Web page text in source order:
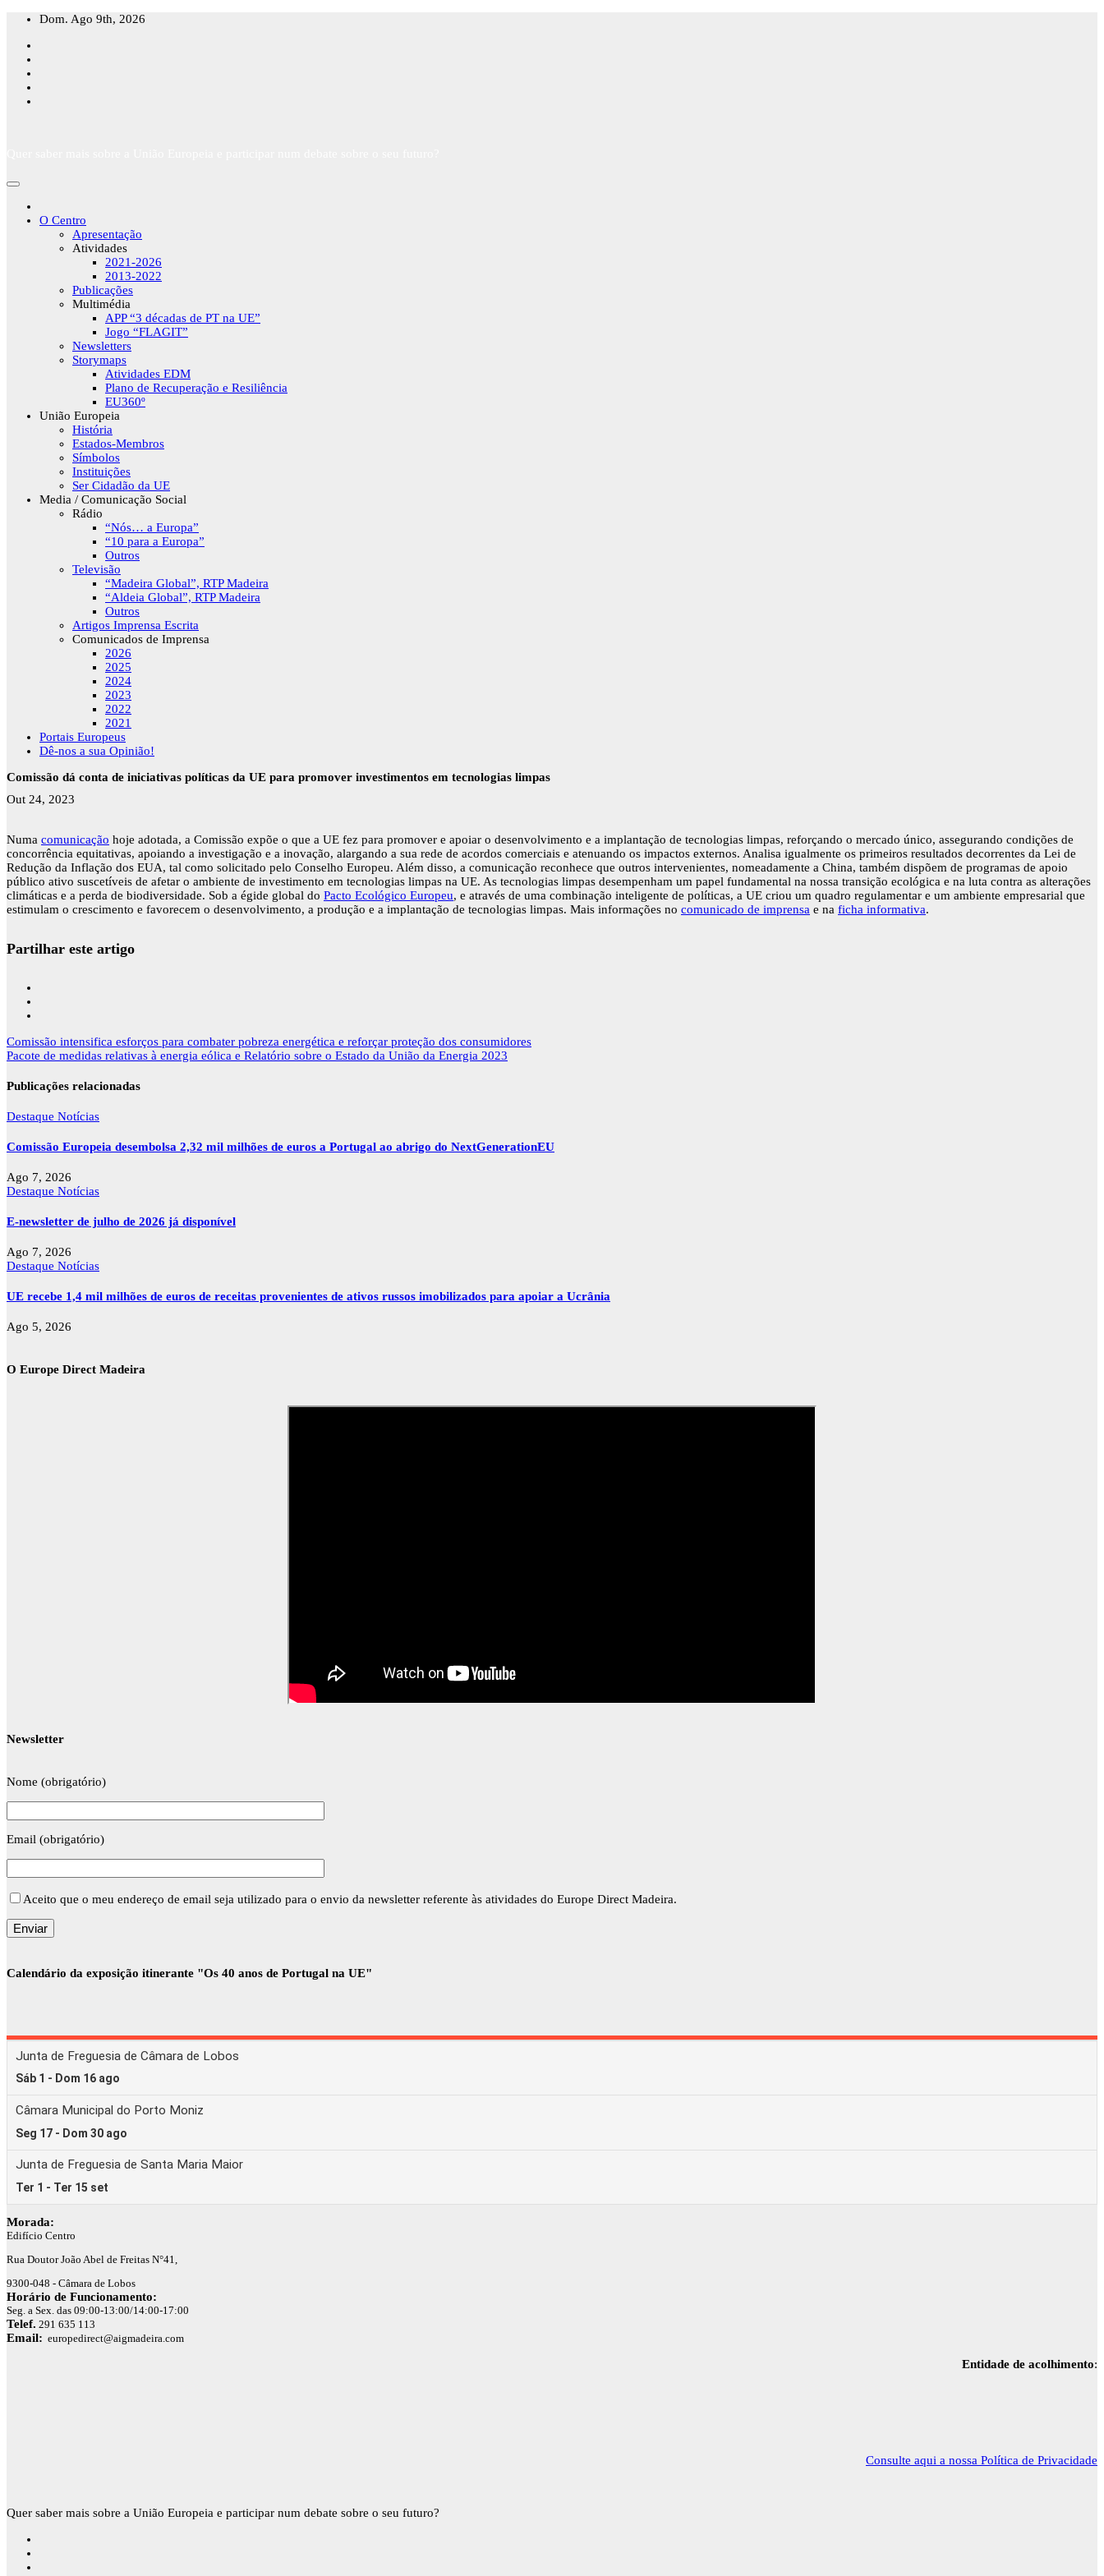
Skip
content
Dom. Ago 9th, 2026
O Centro
Apresentação
Atividades
2021-2026
2013-2022
Publicações
Multimédia
APP “3 décadas de PT na UE”
Jogo “FLAGIT”
Newsletters
Storymaps
Atividades EDM
Plano de Recuperação e Resiliência
EU360º
União Europeia
História
Estados-Membros
Símbolos
Instituições
Ser Cidadão da UE
Media / Comunicação Social
Rádio
“Nós… a Europa”
“10 para a Europa”
Outros
Televisão
“Madeira Global”, RTP Madeira
“Aldeia Global”, RTP Madeira
Outros
Artigos Imprensa Escrita
Comunicados de Imprensa
2026
2025
2024
2023
2022
2021
Portais Europeus
Dê-nos a sua Opinião!
Comissão dá conta de iniciativas políticas da UE para promover investimentos em tecnologias limpas
Out 24, 2023
Numa comunicação hoje adotada, a Comissão expõe o que a UE fez para promover e apoiar o desenvolvimento e a implantação de tecnologias limpas, reforçando o mercado único, assegurando condições de
concorrência equitativas, apoiando a investigação e a inovação, alargando a sua rede de acordos comerciais e atenuando os impactos externos. Analisa igualmente os primeiros resultados decorrentes da Lei de
Redução da Inflação dos EUA, tal como solicitado pelo Conselho Europeu. Além disso, a comunicação reconhece que outros intervenientes, nomeadamente a China, também dispõem de programas de apoio
público ativo suscetíveis de afetar o ambiente de investimento em tecnologias limpas na UE. As tecnologias limpas desempenham um papel fundamental na nossa transição ecológica e na luta contra as alterações
climáticas e a perda de biodiversidade. Sob a égide global do Pacto Ecológico Europeu, e através de uma combinação inteligente de políticas, a UE criou um quadro regulamentar e um ambiente empresarial que
estimulam o crescimento e favorecem o desenvolvimento, a produção e a implantação de tecnologias limpas. Mais informações no comunicado de imprensa e na ficha informativa.
Partilhar este artigo
Navegação
de
Comissão intensifica esforços para combater pobreza energética e reforçar proteção dos consumidores
Pacote de medidas relativas à energia eólica e Relatório sobre o Estado da União da Energia 2023
Publicações relacionadas
Destaque Notícias
Comissão Europeia desembolsa 2,32 mil milhões de euros a Portugal ao abrigo do NextGenerationEU
Ago 7, 2026
Destaque Notícias
E-newsletter de julho de 2026 já disponível
Ago 7, 2026
Destaque Notícias
UE recebe 1,4 mil milhões de euros de receitas provenientes de ativos russos imobilizados para apoiar a Ucrânia
Ago 5, 2026
O Europe Direct Madeira
Newsletter
Nome (obrigatório)
Email (obrigatório)
Aceito que o meu endereço de email seja utilizado para o envio da newsletter referente às atividades do Europe Direct Madeira.
Calendário da exposição itinerante "Os 40 anos de Portugal na UE"
Morada:
Edifício Centro
Rua Doutor João Abel de Freitas N°41,
9300-048 - Câmara de Lobos
Horário de Funcionamento:
Seg. a Sex. das 09:00-13:00/14:00-17:00
Telef. 291 635 113
Email: europedirect@aigmadeira.com
Entidade de acolhimento:
Consulte aqui a nossa Política de Privacidade
Quer saber mais sobre a União Europeia e participar num debate sobre o seu futuro?